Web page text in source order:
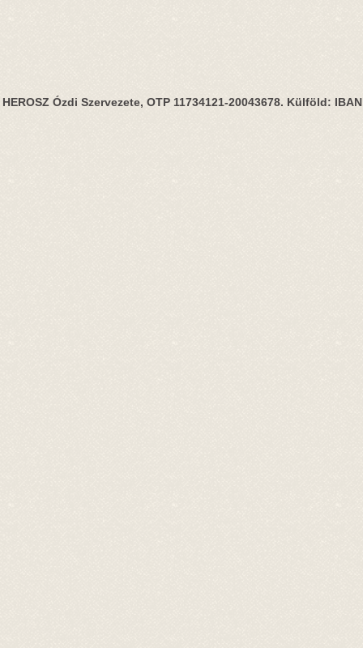
HEROSZ Ózdi Szervezete, OTP 11734121-20043678. Külföld: